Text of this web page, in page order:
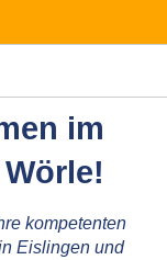
im
kompetenten
Eislingen und